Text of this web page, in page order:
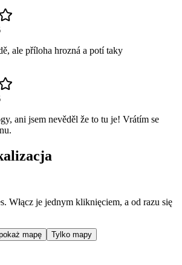
ale příloha hrozná a potí taky
ani jsem nevěděl že to tu je! Vrátím se
Włącz je jednym kliknięciem, a od razu się
mapę Tylko mapy